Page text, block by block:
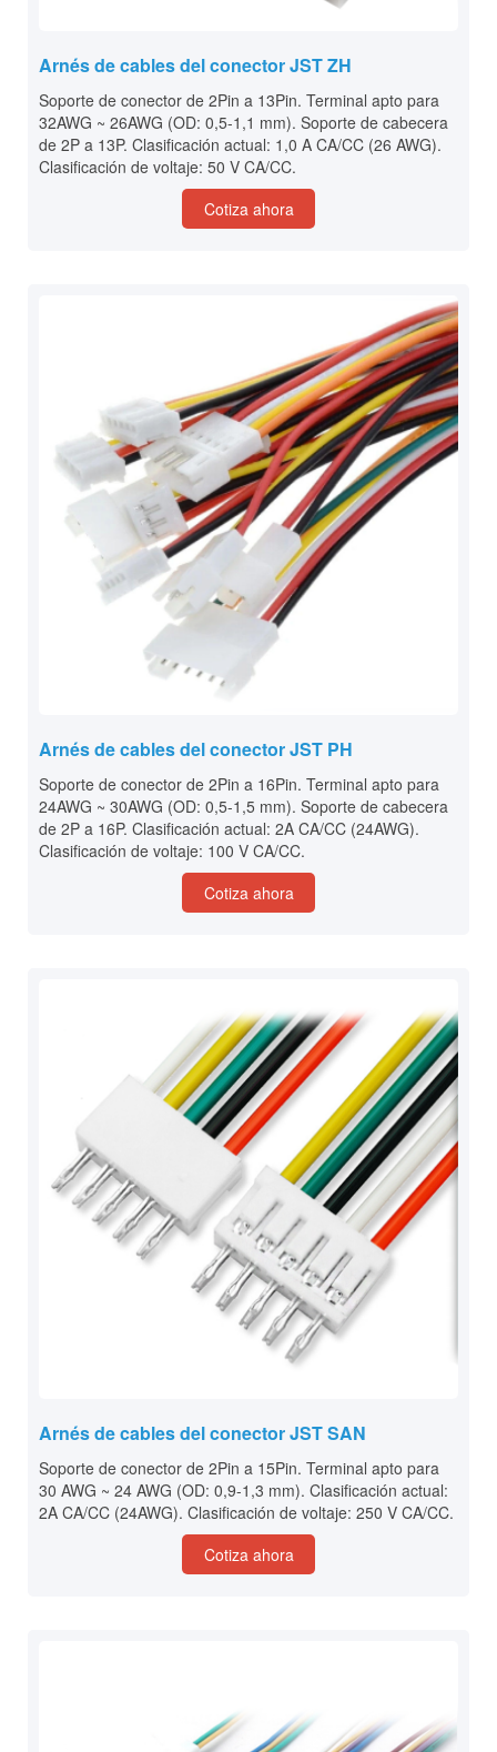
Arnés de cables del conector JST ZH
Soporte de conector de 2Pin a 13Pin. Terminal apto para
32AWG ~ 26AWG (OD: 0,5-1,1 mm). Soporte de cabecera
de 2P a 13P. Clasificación actual: 1,0 A CA/CC (26 AWG).
Clasificación de voltaje: 50 V CA/CC.
Cotiza ahora
Arnés de cables del conector JST PH
Soporte de conector de 2Pin a 16Pin. Terminal apto para
24AWG ~ 30AWG (OD: 0,5-1,5 mm). Soporte de cabecera
de 2P a 16P. Clasificación actual: 2A CA/CC (24AWG).
Clasificación de voltaje: 100 V CA/CC.
Cotiza ahora
Arnés de cables del conector JST SAN
Soporte de conector de 2Pin a 15Pin. Terminal apto para
30 AWG ~ 24 AWG (OD: 0,9-1,3 mm). Clasificación actual:
2A CA/CC (24AWG). Clasificación de voltaje: 250 V CA/CC.
Cotiza ahora